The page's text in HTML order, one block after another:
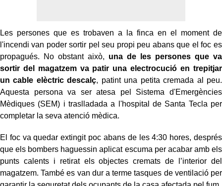
Les persones que es trobaven a la finca en el moment de
l'incendi van poder sortir pel seu propi peu abans que el foc es
propagués. No obstant això, una de les persones que va
sortir del magatzem va patir una electrocució en trepitjar
un cable elèctric descalç, patint una petita cremada al peu.
Aquesta persona va ser atesa pel Sistema d'Emergències
Mèdiques (SEM) i traslladada a l'hospital de Santa Tecla per
completar la seva atenció mèdica.
El foc va quedar extingit poc abans de les 4:30 hores, després
que els bombers haguessin aplicat escuma per acabar amb els
punts calents i retirat els objectes cremats de l’interior del
magatzem. També es van dur a terme tasques de ventilació per